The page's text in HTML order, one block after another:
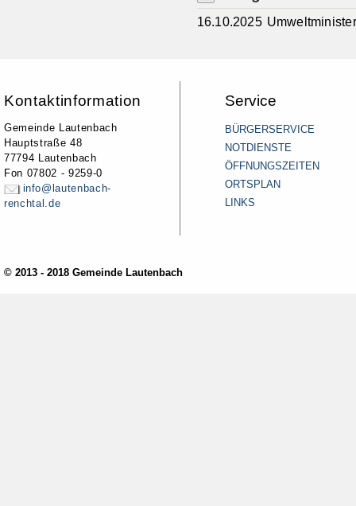
16.10.2025
Kontaktinformation
Gemeinde Lautenbach
Hauptstraße 48
77794 Lautenbach
Fon 07802 - 9259-0
info@lautenbach-
renchtal.de
Service
BÜRGERSERVICE
NOTDIENSTE
ÖFFNUNGSZEITEN
ORTSPLAN
LINKS
© 2013 - 2018 Gemeinde Lautenbach